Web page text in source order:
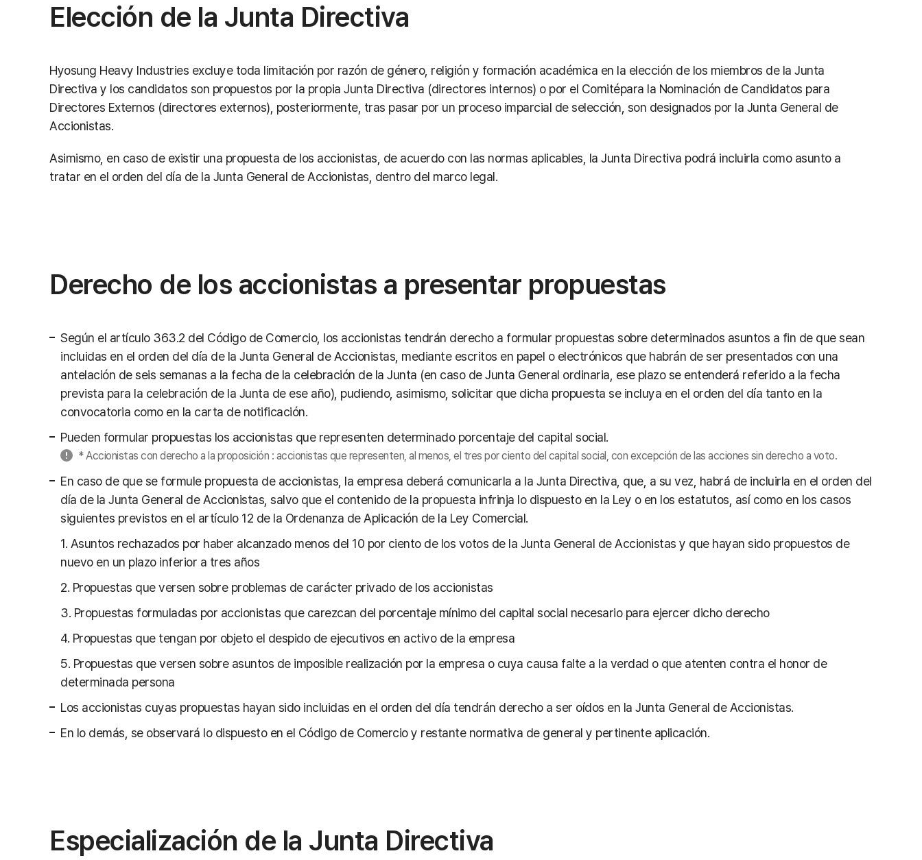
Elección de la Junta Directiva
Hyosung Heavy Industries excluye toda limitación por razón de género, religión y formación académica en la elección de los miembros de la Junta
Directiva y los candidatos son propuestos por la propia Junta Directiva (directores internos) o por el Comitépara la Nominación de Candidatos para
Directores Externos (directores externos), posteriormente, tras pasar por un proceso imparcial de selección, son designados por la Junta General de
Accionistas.
Asimismo, en caso de existir una propuesta de los accionistas, de acuerdo con las normas aplicables, la Junta Directiva podrá incluirla como asunto a
tratar en el orden del día de la Junta General de Accionistas, dentro del marco legal.
Derecho de los accionistas a presentar propuestas
Según el artículo 363.2 del Código de Comercio, los accionistas tendrán derecho a formular propuestas sobre determinados asuntos a fin de que sean
incluidas en el orden del día de la Junta General de Accionistas, mediante escritos en papel o electrónicos que habrán de ser presentados con una
antelación de seis semanas a la fecha de la celebración de la Junta (en caso de Junta General ordinaria, ese plazo se entenderá referido a la fecha
prevista para la celebración de la Junta de ese año), pudiendo, asimismo, solicitar que dicha propuesta se incluya en el orden del día tanto en la
convocatoria como en la carta de notificación.
Pueden formular propuestas los accionistas que representen determinado porcentaje del capital social.
* Accionistas con derecho a la proposición : accionistas que representen, al menos, el tres por ciento del capital social, con excepción de las acciones sin derecho a voto.
En caso de que se formule propuesta de accionistas, la empresa deberá comunicarla a la Junta Directiva, que, a su vez, habrá de incluirla en el orden del
día de la Junta General de Accionistas, salvo que el contenido de la propuesta infrinja lo dispuesto en la Ley o en los estatutos, así como en los casos
siguientes previstos en el artículo 12 de la Ordenanza de Aplicación de la Ley Comercial.
1. Asuntos rechazados por haber alcanzado menos del 10 por ciento de los votos de la Junta General de Accionistas y que hayan sido propuestos de
nuevo en un plazo inferior a tres años
2. Propuestas que versen sobre problemas de carácter privado de los accionistas
3. Propuestas formuladas por accionistas que carezcan del porcentaje mínimo del capital social necesario para ejercer dicho derecho
4. Propuestas que tengan por objeto el despido de ejecutivos en activo de la empresa
5. Propuestas que versen sobre asuntos de imposible realización por la empresa o cuya causa falte a la verdad o que atenten contra el honor de
determinada persona
Los accionistas cuyas propuestas hayan sido incluidas en el orden del día tendrán derecho a ser oídos en la Junta General de Accionistas.
En lo demás, se observará lo dispuesto en el Código de Comercio y restante normativa de general y pertinente aplicación.
Especialización de la Junta Directiva